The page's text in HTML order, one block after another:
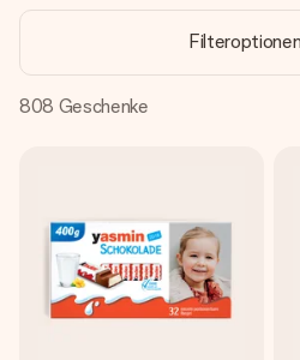
+49 39292 929695
Montag - Freitag : 8:30 - 17:00
Samstag - Sonntag : 8:30 -
808 Geschenke